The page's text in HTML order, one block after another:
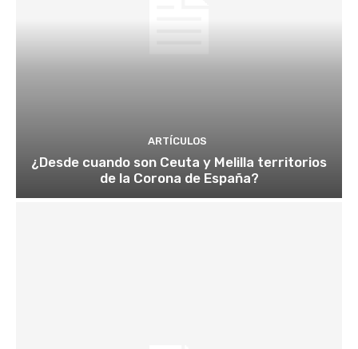
ARTÍCULOS
¿Desde cuando son Ceuta y Melilla territorios
de la Corona de España?